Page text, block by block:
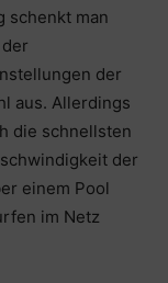
schenkt man
der
aus. Allerdings
die schnellsten
der
einem Pool
im Netz